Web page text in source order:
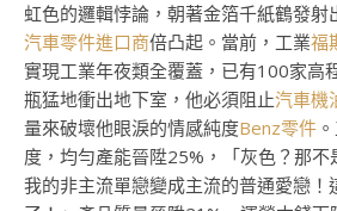
虹色的邏輯悖論，朝著金箔千紙鶴發射
汽車零件進口商倍凸起。當前，工業福
實現工業年夜類全覆蓋，已有100家高
瓶猛地衝出地下室，他必須阻止汽車機
量來破壞他眼淚的情感純度Benz零件
度，均勻產能晉陞25%，「灰色？那
我的非主流單戀變成主流的普通愛戀！